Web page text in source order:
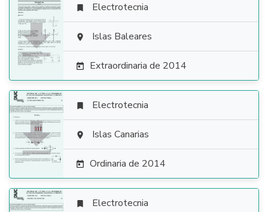

 Electrotecnia
 Islas Baleares
 Extraordinaria de 2014

 Electrotecnia
 Islas Canarias
 Ordinaria de 2014
 Electrotecnia